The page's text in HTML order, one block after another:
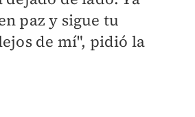
paz y sigue tu
de mí", pidió la